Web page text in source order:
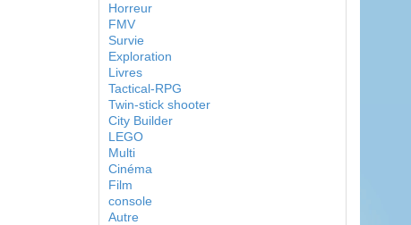
Horreur
FMV
Survie
Exploration
Livres
Tactical-RPG
Twin-stick shooter
City Builder
LEGO
Multi
Cinéma
Film
console
Autre